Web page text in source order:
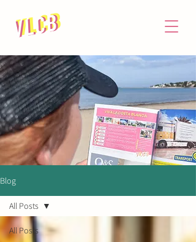
Blog
All Posts
All Posts